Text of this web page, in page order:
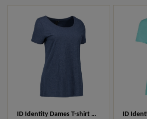
ID Identity Dames T-shirt met ronde hals 0541